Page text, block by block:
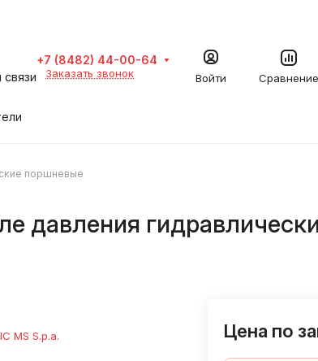
+7 (8482) 44-00-64
Заказать звонок Войти Сравнение
поршневые
давления
MS S.p.a.
Цена по